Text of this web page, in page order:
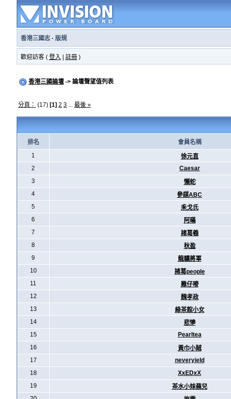
香港三國志· 版規
歡迎訪客 ( 登入 註冊)
香港三國論壇-> 論壇聲望值列表
分頁： (17) [1] 2 3... 最後 »
排名 會員名稱
1
徐元直
2
Caesar
3
懶蛇
4
參謀ABC
5
耒戈氏
6
阿暪
7
諸葛羲
8
秋盈
9
龍驤將軍
10
諸葛people
11
雞仔嘜
12
魏孝政
13
綠茶館小女
14
悲慘
15
Pearltea
16
黃巾小賊
17
neveryield
18
XxEDxX
19
茶水小妹蘋兒